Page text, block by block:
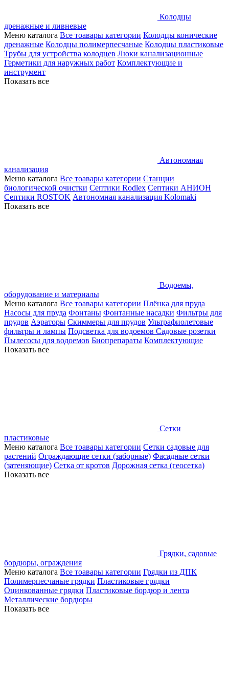
Колодцы
дренажные и ливневые
Меню каталога Все тоавары категории Колодцы конические
дренажные Колодцы полимерпесчаные Колодцы пластиковые
Трубы для устройства колодцев Люки канализационные
Герметики для наружных работ Комплектующие и
инструмент
Показать все
Автономная
канализация
Меню каталога Все тоавары категории Станции
биологической очистки Септики Rodlex Септики АНИОН
Септики ROSTOK Автономная канализация Kolomaki
Показать все
Водоемы,
оборудование и материалы
Меню каталога Все тоавары категории Плёнка для пруда
Насосы для пруда Фонтаны Фонтанные насадки Фильтры для
прудов Аэраторы Скиммеры для прудов Ультрафиолетовые
фильтры и лампы Подсветка для водоемов Садовые розетки
Пылесосы для водоемов Биопрепараты Комплектующие
Показать все
Сетки
пластиковые
Меню каталога Все тоавары категории Сетки садовые для
растений Ограждающие сетки (заборные) Фасадные сетки
(затеняющие) Сетка от кротов Дорожная сетка (геосетка)
Показать все
Грядки, садовые
бордюры, ограждения
Меню каталога Все тоавары категории Грядки из ДПК
Полимерпесчаные грядки Пластиковые грядки
Оцинкованные грядки Пластиковые бордюр и лента
Металлические бордюры
Показать все